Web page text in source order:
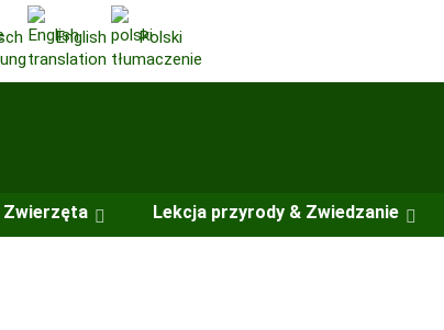
English Polski
Zwierzęta Lekcja przyrody & Zwiedzanie